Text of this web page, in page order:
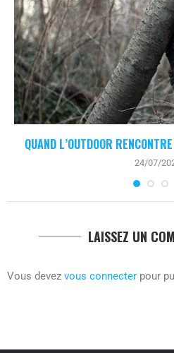
QUAND L’OUTDOOR
24/07/
LAISSEZ UN
Vous devez vous connecter pour